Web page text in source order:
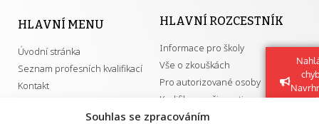
Souhlas se zpracováním
HLAVNÍ MENU
Úvodní stránka
Seznam profesních kvalifikací
Kontakt
HLAVNÍ ROZCESTNÍK
Informace pro školy
Vše o zkouškách
Pro autorizované osoby
Kvalifikace a živnosti